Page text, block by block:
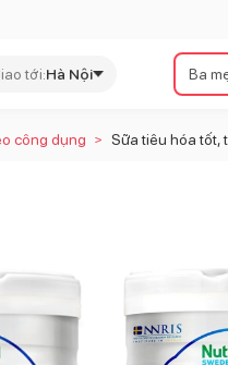
tới:Hà Nội
công dụng > Sữa tiêu hóa tốt,